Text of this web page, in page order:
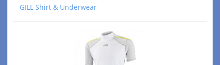
GILL Shirt & Underwear